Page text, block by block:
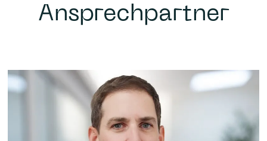
Ansprechpartner